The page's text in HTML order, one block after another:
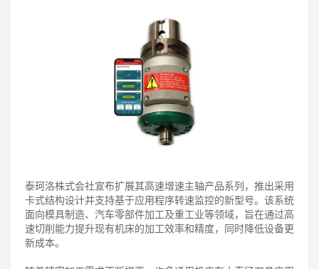
泰珂洛株式会社宣布扩展其高速增速主轴产品系列，推出采用
卡式结构设计并支持基于应用程序转速监控的新型号。该系统
面向模具制造、汽车零部件加工及重工业等领域，旨在通过高
速切削能力提升现有机床的加工效率和精度，同时降低设备更
新成本。